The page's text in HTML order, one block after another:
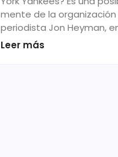
mente de la
periodista Jon Heyman,
Leer más